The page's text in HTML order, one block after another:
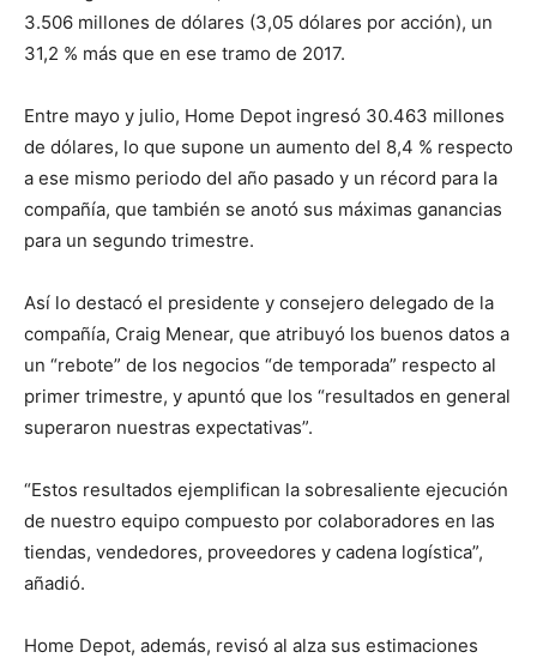
3.506 millones de dólares (3,05 dólares por acción), un
31,2 % más que en ese tramo de 2017.
Entre mayo y julio, Home Depot ingresó 30.463 millones
de dólares, lo que supone un aumento del 8,4 % respecto
a ese mismo periodo del año pasado y un récord para la
compañía, que también se anotó sus máximas ganancias
para un segundo trimestre.
Así lo destacó el presidente y consejero delegado de la
compañía, Craig Menear, que atribuyó los buenos datos a
un “rebote” de los negocios “de temporada” respecto al
primer trimestre, y apuntó que los “resultados en general
superaron nuestras expectativas”.
“Estos resultados ejemplifican la sobresaliente ejecución
de nuestro equipo compuesto por colaboradores en las
tiendas, vendedores, proveedores y cadena logística”,
añadió.
Home Depot, además, revisó al alza sus estimaciones